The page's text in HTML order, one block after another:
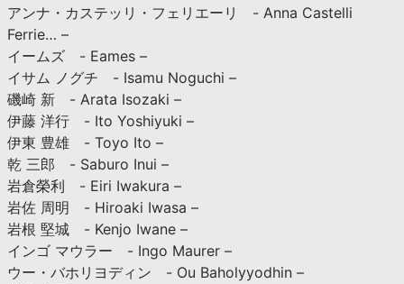
アンナ・カステッリ・フェリエーリ - Anna Castelli
Ferrie… –
イームズ - Eames –
イサム ノグチ - Isamu Noguchi –
磯崎 新 - Arata Isozaki –
伊藤 洋行 - Ito Yoshiyuki –
伊東 豊雄 - Toyo Ito –
乾 三郎 - Saburo Inui –
岩倉榮利 - Eiri Iwakura –
岩佐 周明 - Hiroaki Iwasa –
岩根 堅城 - Kenjo Iwane –
インゴ マウラー - Ingo Maurer –
ウー・バホリヨディン - Ou Baholyyodhin –